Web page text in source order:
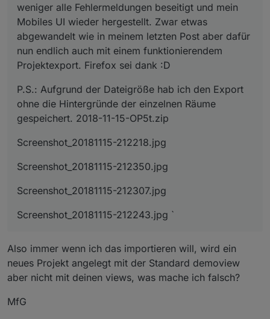
weniger alle Fehlermeldungen beseitigt und mein
Mobiles UI wieder hergestellt. Zwar etwas
abgewandelt wie in meinem letzten Post aber dafür
nun endlich auch mit einem funktionierendem
Projektexport. Firefox sei dank :D
P.S.: Aufgrund der Dateigröße hab ich den Export
ohne die Hintergründe der einzelnen Räume
gespeichert. 2018-11-15-OP5t.zip
Screenshot_20181115-212218.jpg
Screenshot_20181115-212350.jpg
Screenshot_20181115-212307.jpg
Screenshot_20181115-212243.jpg `
Also immer wenn ich das importieren will, wird ein
neues Projekt angelegt mit der Standard demoview
aber nicht mit deinen views, was mache ich falsch?
MfG